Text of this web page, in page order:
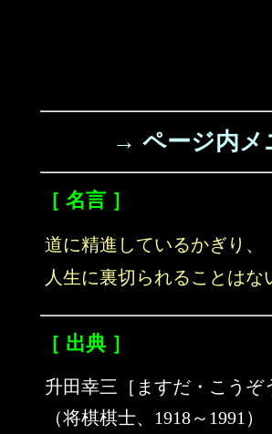
→ ページ内メ
［ 名言 ］
道に精進しているかぎり、
人生に裏切られることはな
［ 出典 ］
升田幸三［ますだ・こうぞ
（将棋棋士、1918～1991）